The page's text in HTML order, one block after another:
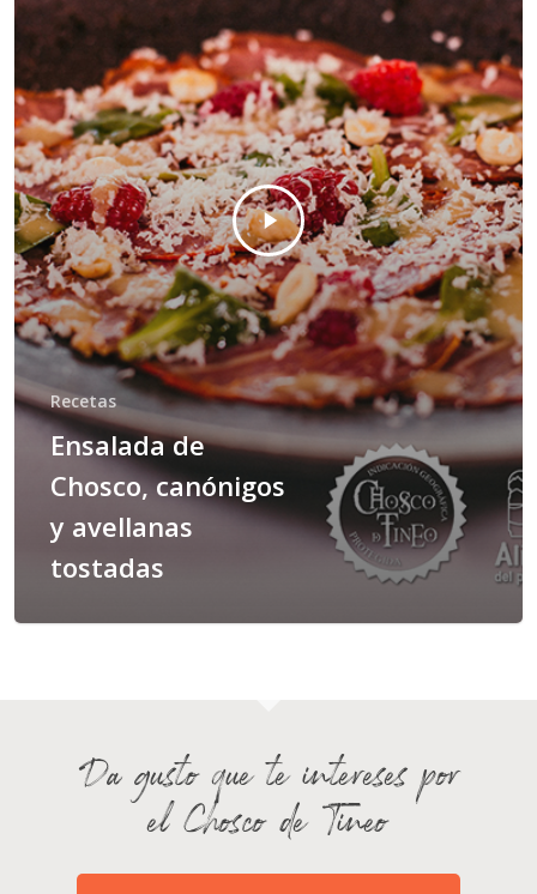
Recetas
Ensalada de
Chosco, canónigos
y avellanas
tostadas
Da gusto que te intereses por
el Chosco de Tineo